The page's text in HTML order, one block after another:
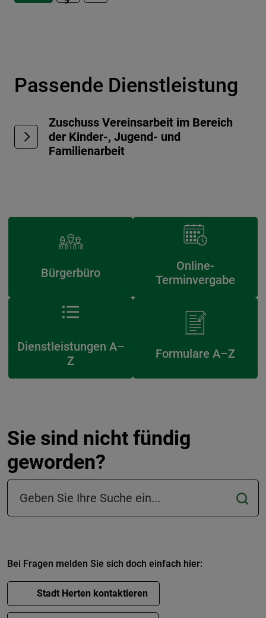
Passende Dienstleistung
Zuschuss Vereinsarbeit im Bereich
der Kinder-, Jugend- und
Familienarbeit
Bürgerbüro
Online-
Terminvergabe
Dienstleistungen A–
Z
Formulare A–Z
Sie sind nicht fündig
geworden?
Suchfeld in der Fußzeile
Bei Fragen melden Sie sich doch einfach hier:
Stadt Herten kontaktieren